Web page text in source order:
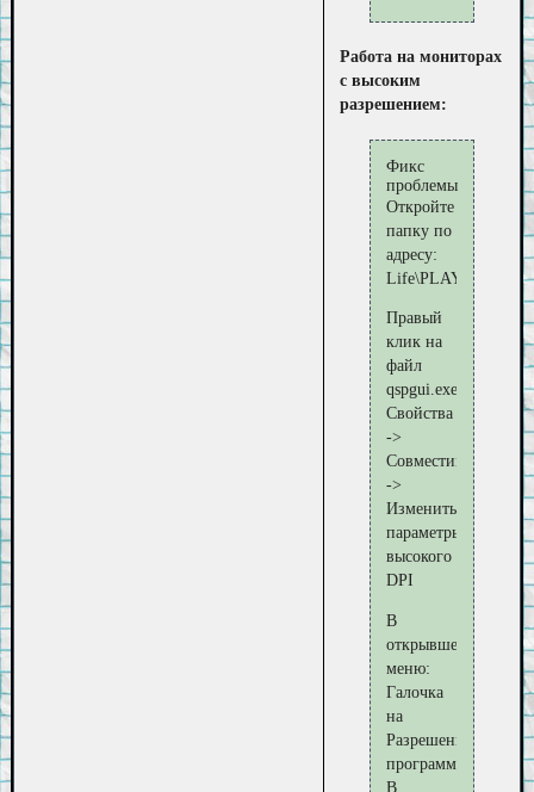
Работа на мониторах
с высоким
разрешением:
Фикс
проблемы
Откройте
папку по
адресу:
Life\PLAYER
Правый
клик на
файл
qspgui.exe.
Свойства
->
Совместимость
->
Изменить
параметры
высокого
DPI
В
открывшемся
меню:
Галочка
на
Разрешение
программы
В